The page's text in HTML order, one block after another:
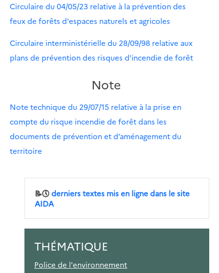
Circulaire du 04/05/23 relative à la prévention des
feux de forêts d'espaces naturels et agricoles
Circulaire interministérielle du 28/09/98 relative aux
plans de prévention des risques d'incendie de forêt
Note
Note technique du 29/07/15 relative à la prise en
compte du risque incendie de forêt dans les
documents de prévention et d’aménagement du
territoire
📝🕔derniers textes mis en ligne dans le site
AIDA
THÉMATIQUE
Police de l'environnement